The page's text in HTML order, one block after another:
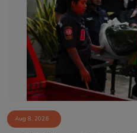
Aug 8, 2026